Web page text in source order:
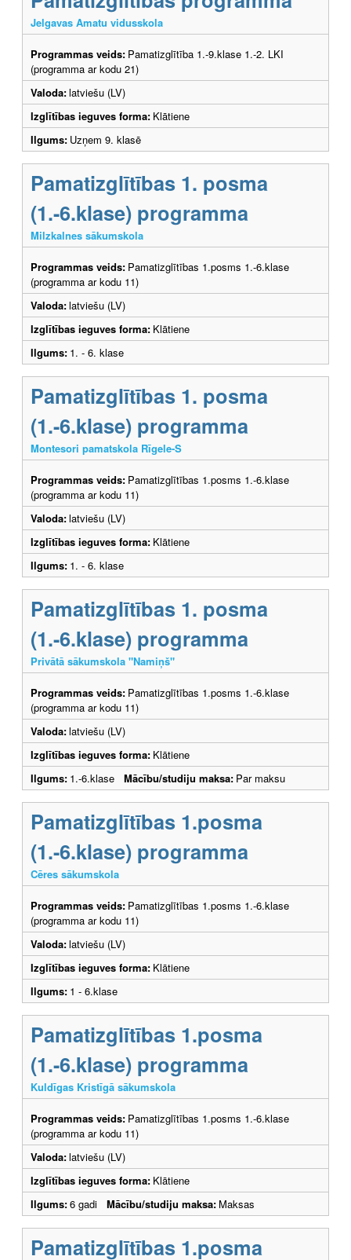
Jelgavas Amatu vidusskola
Programmas veids: Pamatizglītība 1.-9.klase 1.-2. LKI
(programma ar kodu 21)
Valoda:latviešu (LV)
Izglītības ieguves forma: Klātiene
Ilgums: Uzņem 9. klasē
Pamatizglītības 1. posma
(1.-6.klase) programma
Milzkalnes sākumskola
Programmas veids: Pamatizglītības 1.posms 1.-6.klase
(programma ar kodu 11)
Valoda:latviešu (LV)
Izglītības ieguves forma: Klātiene
Ilgums: 1. - 6. klase
Pamatizglītības 1. posma
(1.-6.klase) programma
Montesori pamatskola Rīgele-S
Programmas veids: Pamatizglītības 1.posms 1.-6.klase
(programma ar kodu 11)
Valoda:latviešu (LV)
Izglītības ieguves forma: Klātiene
Ilgums: 1. - 6. klase
Pamatizglītības 1. posma
(1.-6.klase) programma
Privātā sākumskola "Namiņš"
Programmas veids: Pamatizglītības 1.posms 1.-6.klase
(programma ar kodu 11)
Valoda:latviešu (LV)
Izglītības ieguves forma: Klātiene
Ilgums: 1.-6.klase Mācību/studiju maksa: Par maksu
Pamatizglītības 1.posma
(1.-6.klase) programma
Cēres sākumskola
Programmas veids: Pamatizglītības 1.posms 1.-6.klase
(programma ar kodu 11)
Valoda:latviešu (LV)
Izglītības ieguves forma: Klātiene
Ilgums: 1 - 6.klase
Pamatizglītības 1.posma
(1.-6.klase) programma
Kuldīgas Kristīgā sākumskola
Programmas veids: Pamatizglītības 1.posms 1.-6.klase
(programma ar kodu 11)
Valoda:latviešu (LV)
Izglītības ieguves forma: Klātiene
Ilgums:6 gadi Mācību/studiju maksa: Maksas
Pamatizglītības 1.posma